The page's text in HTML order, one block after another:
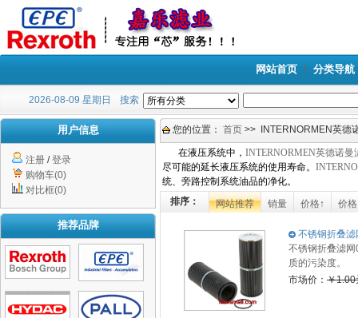
网站首页 分类导航
2026-08-09 星期日 搜索
用户信息
注册 /登录
购物车(0)
对比框(0)
推荐品牌
您的位置： 首页 >> INTERNORMEN英德
在液压系统中， INTERNORMEN英德诺曼
尽可能的延长液压系统的使用寿命。
统、旁路控制系统油品的净化。
排序：
网站推荐 销量 价格↑ 价
不锈钢折叠
不锈钢折叠滤
质的污染度。
市场价： ￥1.00